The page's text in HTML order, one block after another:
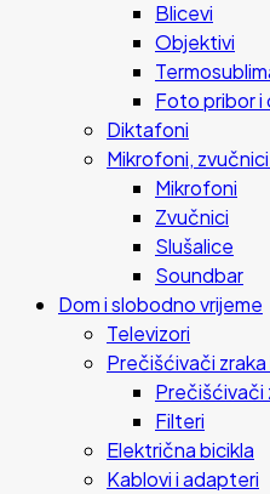
Blicevi
Objektivi
Foto pribor i
Diktafoni
Mikrofoni,
Mikrofoni
Zvučnici
Slušalice
Soundbar
Dom i slobodno vrijeme
Televizori
Prečišćivači zraka
Prečišćivači
Filteri
Električna bicikla
Kablovi i adapteri